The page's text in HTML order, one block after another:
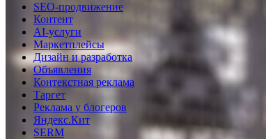
SEO-продвижение
Контент
AI-услуги
Маркетплейсы
Дизайн и разработка
Объявления
Контекстная реклама
Таргет
Реклама у блогеров
Яндекс.Кит
SERM